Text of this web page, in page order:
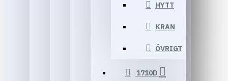
HYTT
KRAN
ÖVRIGT
1710D